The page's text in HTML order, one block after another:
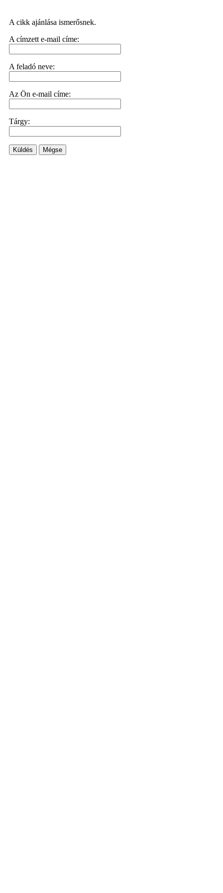
A cikk ajánlása ismerősnek.
A címzett e-mail címe:
A feladó neve:
Az Ön e-mail címe:
Tárgy:
Küldés Mégse